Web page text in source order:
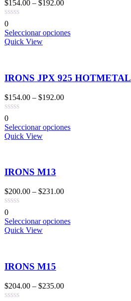
$154.00 – $192.00
0
Seleccionar opciones
Quick View
IRONS JPX 925 HOTMETAL
$154.00 – $192.00
0
Seleccionar opciones
Quick View
IRONS M13
$200.00 – $231.00
0
Seleccionar opciones
Quick View
IRONS M15
$204.00 – $235.00